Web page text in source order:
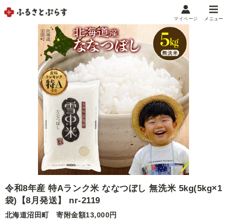
メニュー
マイメニュー
マイページ
お気に入り 閲覧履歴
お礼の品から探す
お礼の品をカテゴリや金額で絞り込み
自治体から探す
ランキング
特集・おすすめ
マイページ
令和8年産 特Aランク米 ななつぼし 無洗米 5kg(5kg×1
袋)【8月発送】 nr-2119
北海道沼田町 寄附金額13,000円